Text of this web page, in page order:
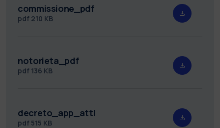
commissione_pdf
pdf 210 KB
notorieta_pdf
pdf 136 KB
decreto_app_atti
pdf 515 KB